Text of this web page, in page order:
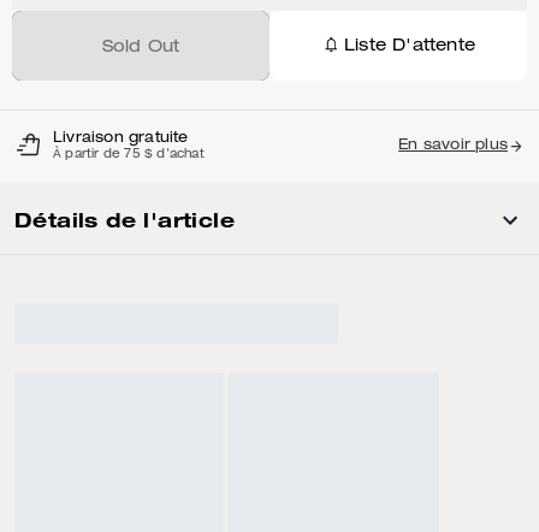
Sold Out Liste D'attente
Livraison gratuite
À partir de 75 $ d'achat
En savoir plus
Détails de l'article